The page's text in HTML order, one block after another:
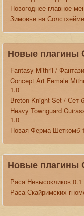
Новогоднее главное
Зимовье на
Новые плагины
Fantasy Mithril /
Concept Art Female
1.0
Breton Knight Set / Сет
Heavy Townguard
1.0
Новая Ферма Шеткомб
Новые плагины
Раса Невысокликов 0.1
Раса Скайримских